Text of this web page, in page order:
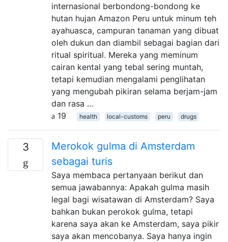
internasional berbondong-bondong ke
hutan hujan Amazon Peru untuk minum teh
ayahuasca, campuran tanaman yang dibuat
oleh dukun dan diambil sebagai bagian dari
ritual spiritual. Mereka yang meminum
cairan kental yang tebal sering muntah,
tetapi kemudian mengalami penglihatan
yang mengubah pikiran selama berjam-jam
dan rasa …
19
health local-customs peru drugs
3
Merokok gulma di Amsterdam
sebagai turis
Saya membaca pertanyaan berikut dan
semua jawabannya: Apakah gulma masih
legal bagi wisatawan di Amsterdam? Saya
bahkan bukan perokok gulma, tetapi
karena saya akan ke Amsterdam, saya pikir
saya akan mencobanya. Saya hanya ingin